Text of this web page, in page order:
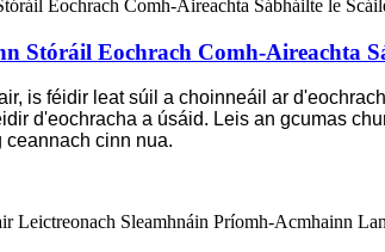
Stóráil Eochrach Comh-Aireachta
is féidir leat súil a choinneáil ar
d'eochracha a úsáid. Leis an gcumas
cinn nua.